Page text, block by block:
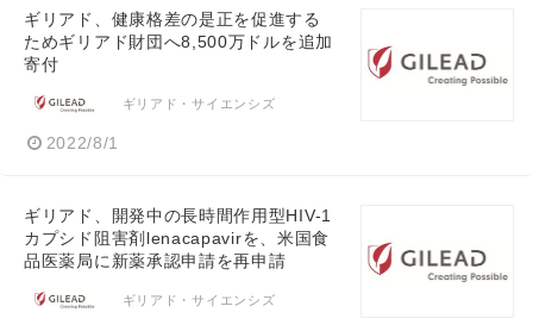
ギリアド、健康格差の是正を促進する
ためギリアド財団へ8,500万ドルを追加
寄付
ギリアド・サイエンシズ
2022/8/1
ギリアド、開発中の長時間作用型HIV-1
カプシド阻害剤lenacapavirを、米国食
品医薬局に新薬承認申請を再申請
ギリアド・サイエンシズ